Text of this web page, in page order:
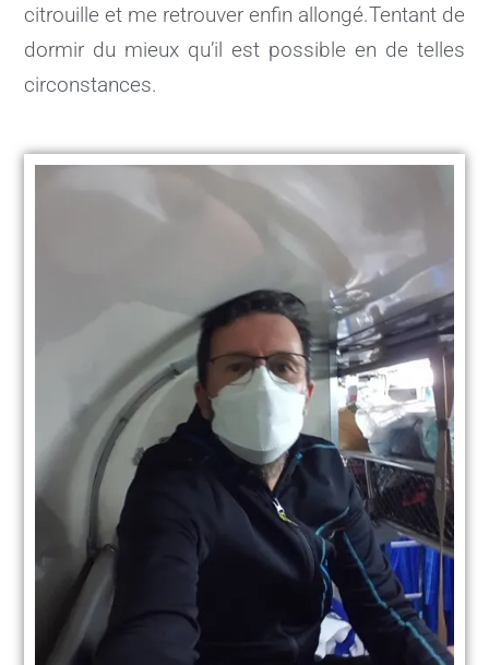
citrouille et me retrouver enfin allongé.Tentant de
dormir du mieux qu’il est possible en de telles
circonstances.